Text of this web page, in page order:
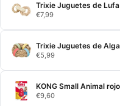
Trixie Juguetes de
€7,99
Trixie Juguetes de
€5,99
KONG Small Animal rojo
€9,60